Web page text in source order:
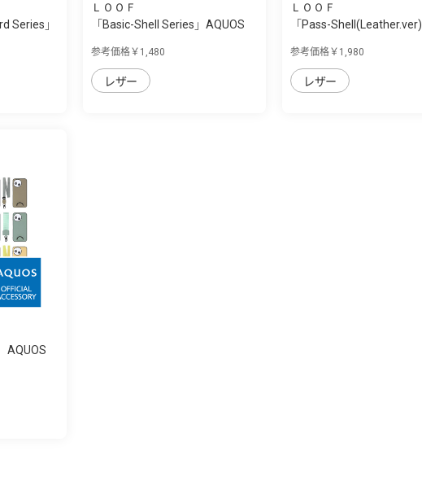
Series」
ＬＯＯＦ
「Basic-Shell Series」AQUOS
参考価格￥1,480
レザー
ＬＯＯＦ
「Pass-Shell(Leather.ver)
参考価格￥1,980
レザー
AQUOS